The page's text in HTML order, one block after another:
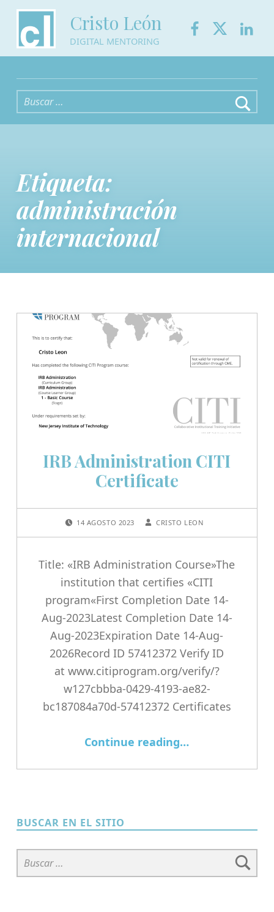
Cristo León
DIGITAL MENTORING
Buscar:
Etiqueta:
administración
internacional
IRB Administration CITI
Certificate
14 AGOSTO 2023 CRISTO LEON
Title: «IRB Administration Course»The
institution that certifies «CITI
program«First Completion Date 14-
Aug-2023Latest Completion Date 14-
Aug-2023Expiration Date 14-Aug-
2026Record ID 57412372 Verify ID
at www.citiprogram.org/verify/?
w127cbbba-0429-4193-ae82-
bc187084a70d-57412372 Certificates
Continue reading…
BUSCAR EN EL SITIO
Buscar: